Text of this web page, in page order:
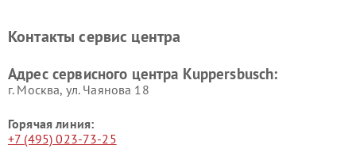
Kuppersbusch
вакуумных упаковщиков
Ремонт сушильных машин Kuppersbusch
Контакты сервис центра
Адрес сервисного центра Kuppersbusch:
г. Москва, ул. Чаянова 18
Горячая линия:
+7 (495) 023-73-25